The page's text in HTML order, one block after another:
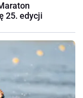
25. edycji